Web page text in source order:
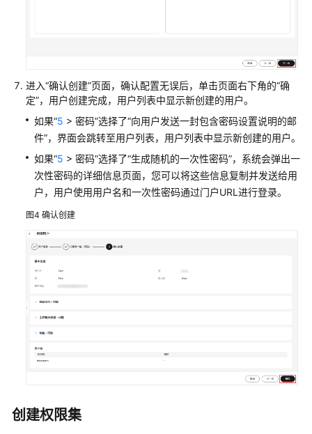
任
共
服
务
议
（SLA）
白
源
区
域
进入“确认创建”页面，确认配置无误后，单击页面右下角的“确
定”，用户创建完成，用户列表中显示新创建的用户。
如果“5 > 密码”选择了“向用户发送一封包含密码设置说明的邮
件”，界面会跳转至用户列表，用户列表中显示新创建的用户。
如果“5 > 密码”选择了“生成随机的一次性密码”，系统会弹出一
次性密码的详细信息页面，您可以将这些信息复制并发送给用
户，用户使用用户名和一次性密码通过门户URL进行登录。
图4 确认创建
创建权限集